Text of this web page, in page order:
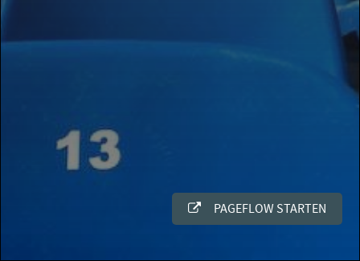
PAGEFLOW STARTEN